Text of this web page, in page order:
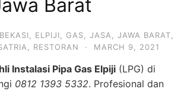
Barat
BEKASI ELPIJI GAS JASA JAWA BARAT
RESTORAN · MARCH 9, 2021
Instalasi Pipa Gas Elpiji (LPG) di
0812 1393 5332. Profesional dan